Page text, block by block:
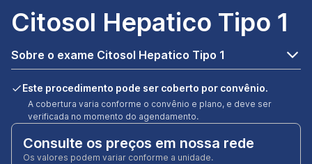
Citosol Hepatico Tipo 1
Sobre o exame Citosol Hepatico Tipo 1
Este procedimento pode ser coberto por convênio.
A cobertura varia conforme o convênio e plano, e deve ser
verificada no momento do agendamento.
Consulte os preços em nossa rede
Os valores podem variar conforme a unidade.